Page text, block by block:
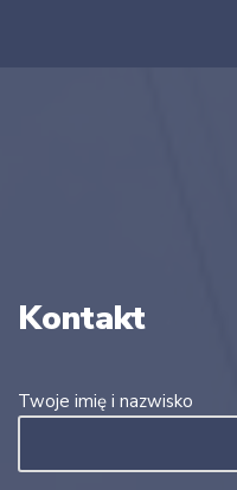
Kontakt
Twoje imię i nazwisko